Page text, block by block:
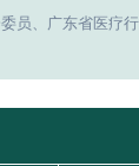
员、广东省医疗